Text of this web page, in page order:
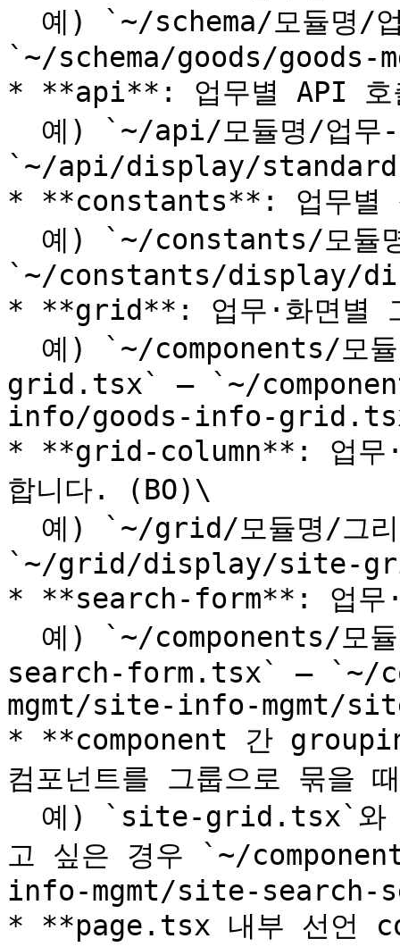
`~/schema/goods/goods-
* **api**: 업무별 API 호
`~/api/display/
* **constants**: 업무별
`~/constants/display/
* **grid**: 업무·화면별
grid.tsx` — `~/
info/goods-info-
* **grid-column**: 업무·
합니다. (BO)\
`~/grid/display/site-
* **search-form**: 업무·
search-form.tsx` — `~/
mgmt/site-info-mgmt/
* **component 간
컴포넌트를 그룹으로 묶을
고 싶은 경우 `~/
info-mgmt/site-
* **page.tsx 내부 선언